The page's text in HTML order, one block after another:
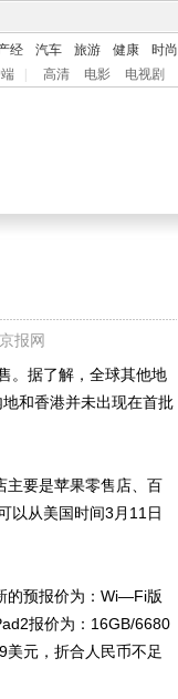
经 汽车 旅游 健康 时尚
高清 电影 电视剧
报网
。据了解，全球其他地
和香港并未出现在首批
要是苹果零售店、百
以从美国时间3月11日
的预报价为：Wi—Fi版
报价为：16GB/6680
元，折合人民币不足